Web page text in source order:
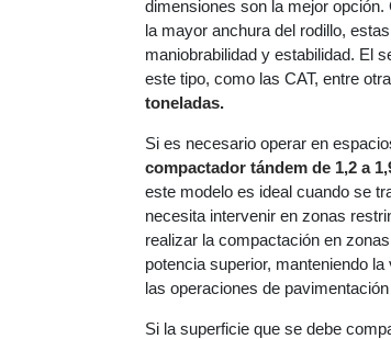
dimensiones son la mejor
la mayor anchura del rodillo,
maniobrabilidad y estabilidad. El
este tipo, como las CAT, entre
toneladas.
Si es necesario operar en
compactador tándem de 1,2 a
este modelo es ideal cuando se
necesita intervenir en zonas
realizar la compactación en
potencia superior, manteniendo
las operaciones de
Si la superficie que se debe